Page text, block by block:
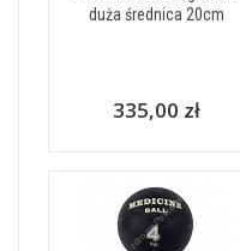
duża średnica 20cm
335,00 zł